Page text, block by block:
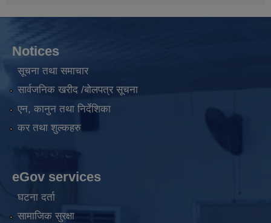
Notices
सूचना तथा समाचार
सार्वजनिक खरीद /बोलपत्र सूचना
एन, कानुन तथा निर्देशिका
कर तथा शुल्कहरु
eGov services
घटना दर्ता
सामाजिक सुरक्षा